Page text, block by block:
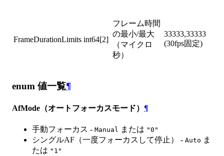
FrameDurationLimits int64[2]
フレーム時間
の最小/最大
（マイクロ
秒）
33333,33333
(30fps固定)
enum 値一覧¶
AfMode（オートフォーカスモード） ¶
手動フォーカス - Manual または "0"
シングルAF（一度フォーカスして停止） - Auto ま
たは "1"